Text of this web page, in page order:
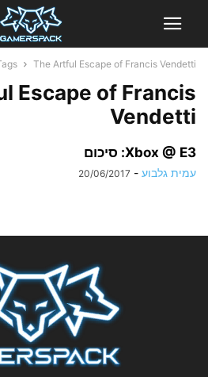
The Artful Escape of Francis Vendetti
Escape of Francis
Vendetti
Xbox @ E3: סיכום
עמית גלבוע -
20/06/2017